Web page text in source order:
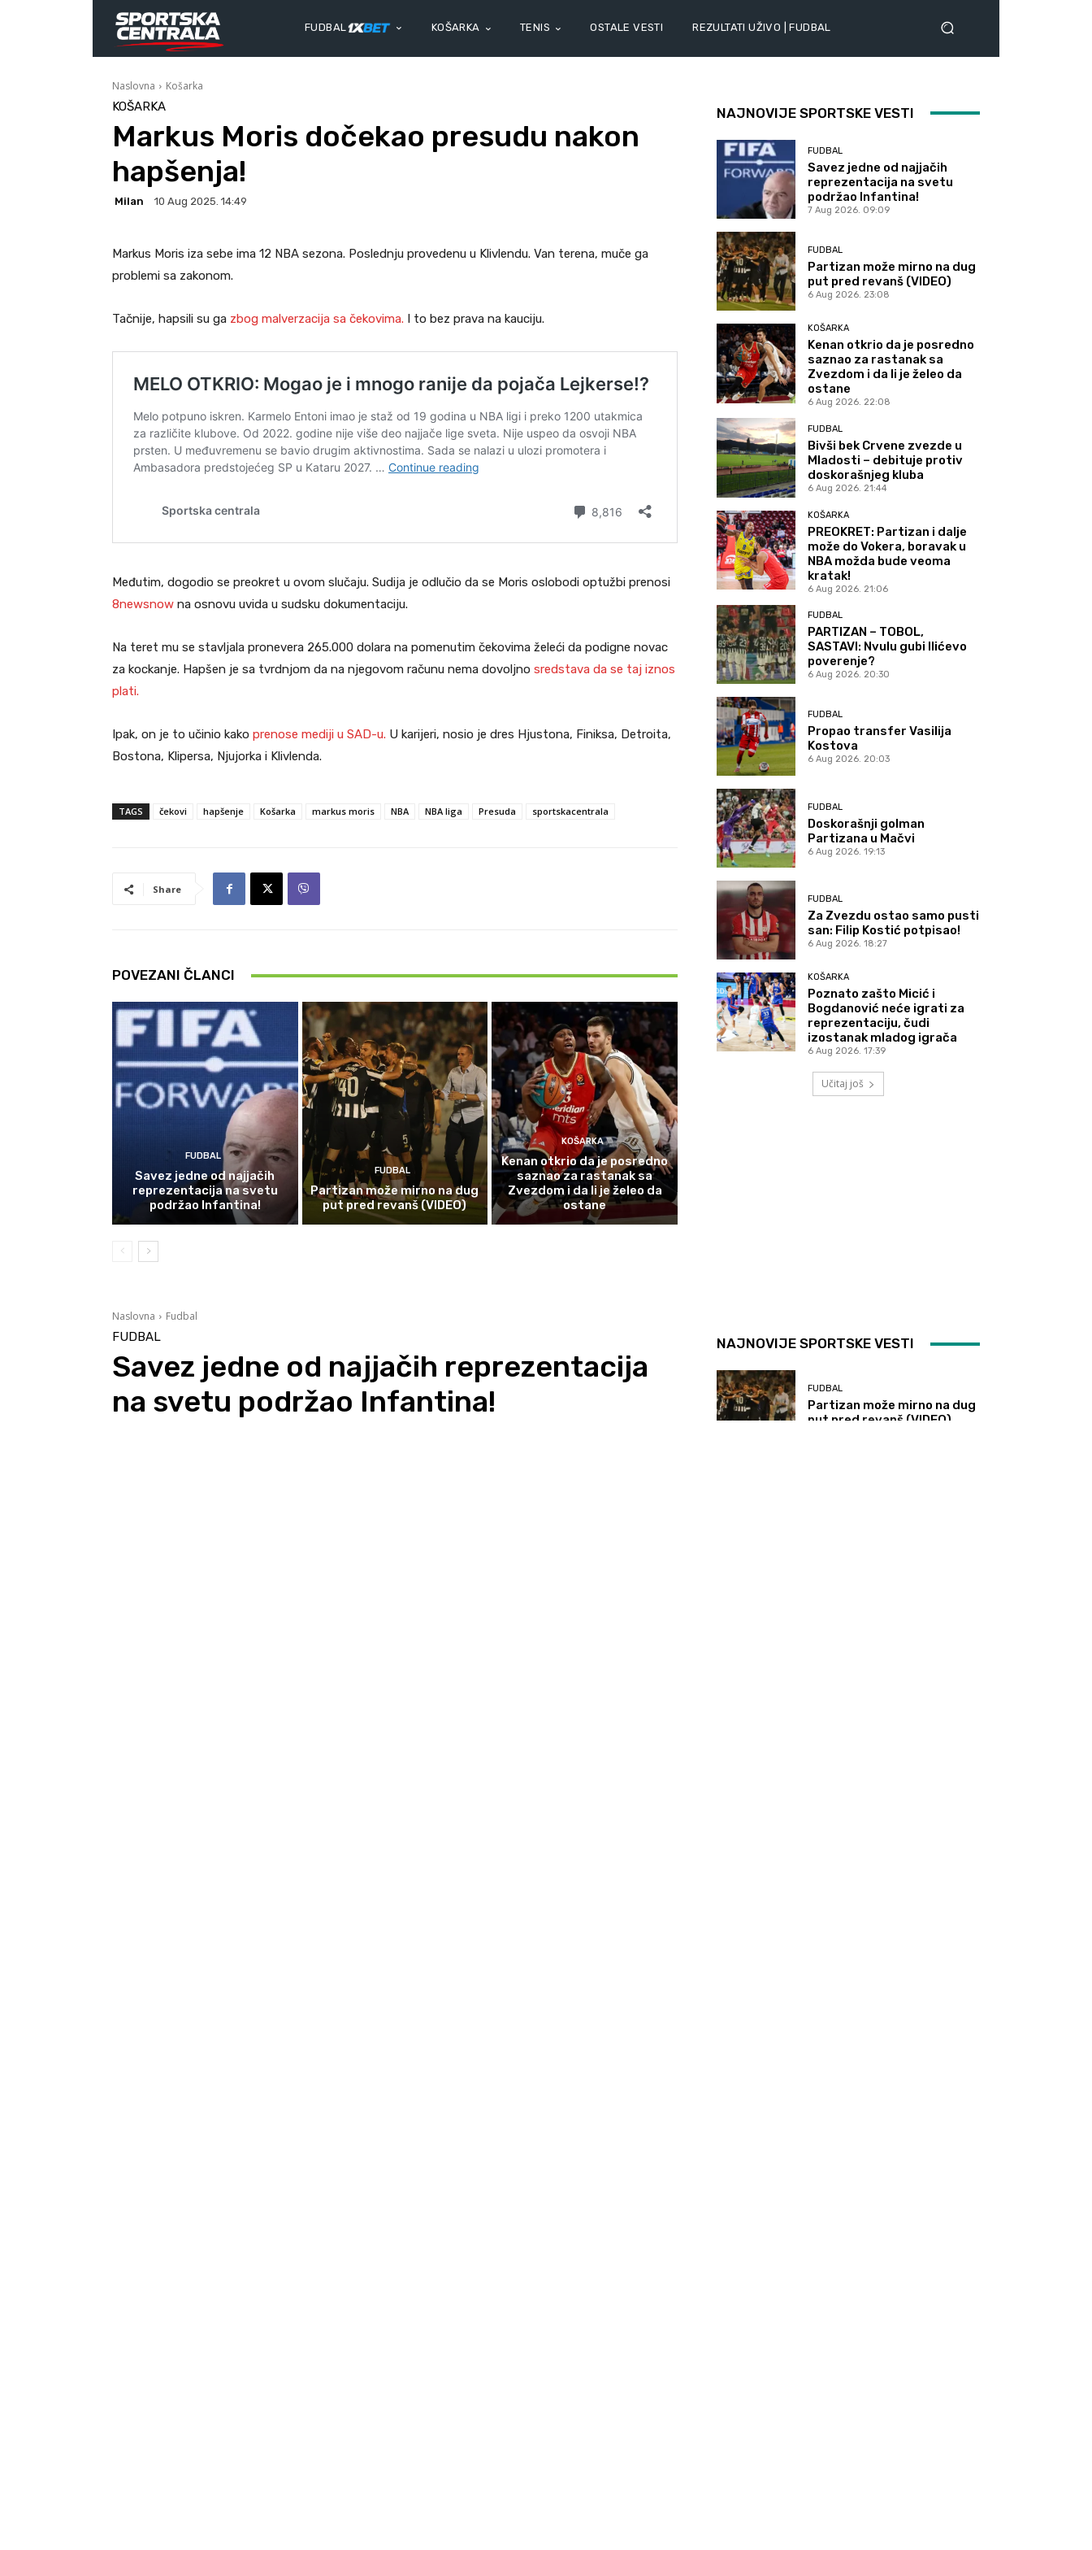
FUDBAL KOŠARKA TENIS OSTALE VESTI REZULTATI UŽIVO | FUDBAL
Naslovna Košarka
KOŠARKA
Markus Moris dočekao presudu nakon
hapšenja!
Milan 10 Aug 2025. 14:49
Markus Moris iza sebe ima 12 NBA sezona. Poslednju provedenu u Klivlendu. Van terena, muče ga
problemi sa zakonom.
Tačnije, hapsili su ga zbog malverzacija sa čekovima. I to bez prava na kauciju.
Međutim, dogodio se preokret u ovom slučaju. Sudija je odlučio da se Moris oslobodi optužbi prenosi
8newsnow na osnovu uvida u sudsku dokumentaciju.
Na teret mu se stavljala pronevera 265.000 dolara na pomenutim čekovima želeći da podigne novac
za kockanje. Hapšen je sa tvrdnjom da na njegovom računu nema dovoljno sredstava da se taj iznos
plati.
Ipak, on je to učinio kako prenose mediji u SAD-u. U karijeri, nosio je dres Hjustona, Finiksa, Detroita,
Bostona, Klipersa, Njujorka i Klivlenda.
TAGS čekovi hapšenje Košarka markus moris NBA NBA liga Presuda sportskacentrala
Share
POVEZANI ČLANCI
FUDBAL
Savez jedne od najjačih
reprezentacija na svetu
podržao Infantina!
FUDBAL
Partizan može mirno na dug
put pred revanš (VIDEO)
KOŠARKA
Kenan otkrio da je posredno
saznao za rastanak sa
Zvezdom i da li je želeo da
ostane
NAJNOVIJE SPORTSKE VESTI
FUDBAL
Savez jedne od najjačih
reprezentacija na svetu
podržao Infantina!
7 Aug 2026. 09:09
FUDBAL
Partizan može mirno na dug
put pred revanš (VIDEO)
6 Aug 2026. 23:08
KOŠARKA
Kenan otkrio da je posredno
saznao za rastanak sa
Zvezdom i da li je želeo da
ostane
6 Aug 2026. 22:08
FUDBAL
Bivši bek Crvene zvezde u
Mladosti – debituje protiv
doskorašnjeg kluba
6 Aug 2026. 21:44
KOŠARKA
PREOKRET: Partizan i dalje
može do Vokera, boravak u
NBA možda bude veoma
kratak!
6 Aug 2026. 21:06
FUDBAL
PARTIZAN – TOBOL,
SASTAVI: Nvulu gubi Ilićevo
poverenje?
6 Aug 2026. 20:30
FUDBAL
Propao transfer Vasilija
Kostova
6 Aug 2026. 20:03
FUDBAL
Doskorašnji golman
Partizana u Mačvi
6 Aug 2026. 19:13
FUDBAL
Za Zvezdu ostao samo pusti
san: Filip Kostić potpisao!
6 Aug 2026. 18:27
KOŠARKA
Poznato zašto Micić i
Bogdanović neće igrati za
reprezentaciju, čudi
izostanak mladog igrača
6 Aug 2026. 17:39
Učitaj još